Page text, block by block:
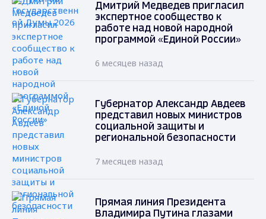
Дмитрий Медведев пригласил
экспертное сообщество к
работе над новой народной
программой «Единой России»
6 месяцев назад
Губернатор Александр Авдеев
представил новых министров
социальной защиты и
региональной безопасности
7 месяцев назад
Прямая линия Президента
Владимира Путина глазами